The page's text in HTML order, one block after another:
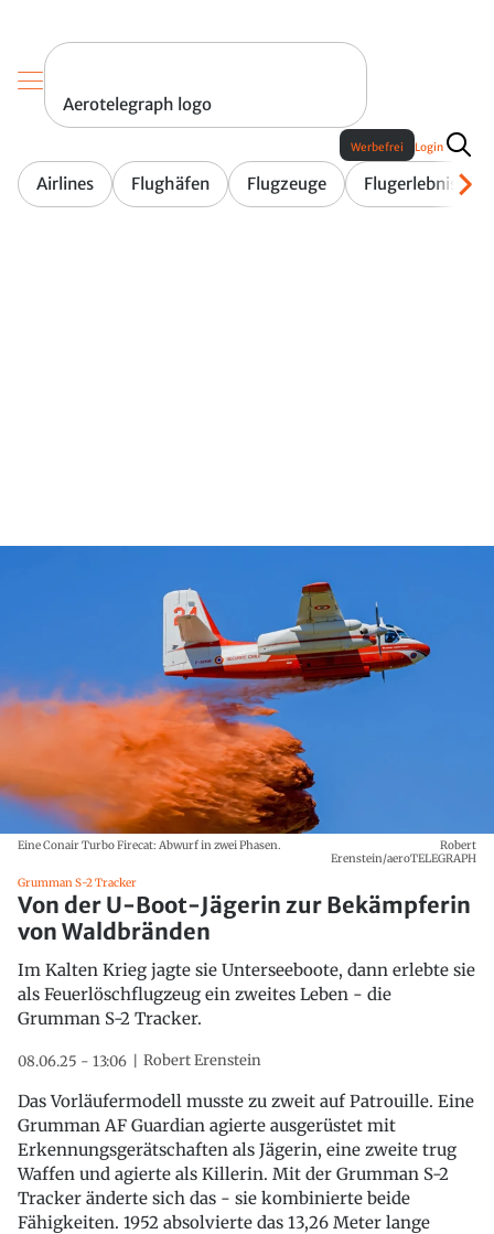
Aerotelegraph logo
Airlines Flughäfen Flugzeuge Flugerlebnis
Werbefrei Login
Eine Conair Turbo Firecat: Abwurf in zwei Phasen.
Robert
Erenstein/aeroTELEGRAPH
Grumman S-2 Tracker
Von der U-Boot-Jägerin zur Bekämpferin
von Waldbränden
Im Kalten Krieg jagte sie Unterseeboote, dann erlebte sie
als Feuerlöschflugzeug ein zweites Leben - die
Grumman S-2 Tracker.
08.06.25 - 13:06 Robert Erenstein
Das Vorläufermodell musste zu zweit auf Patrouille. Eine
Grumman AF Guardian agierte ausgerüstet mit
Erkennungsgerätschaften als Jägerin, eine zweite trug
Waffen und agierte als Killerin. Mit der Grumman S-2
Tracker änderte sich das - sie kombinierte beide
Fähigkeiten. 1952 absolvierte das 13,26 Meter lange